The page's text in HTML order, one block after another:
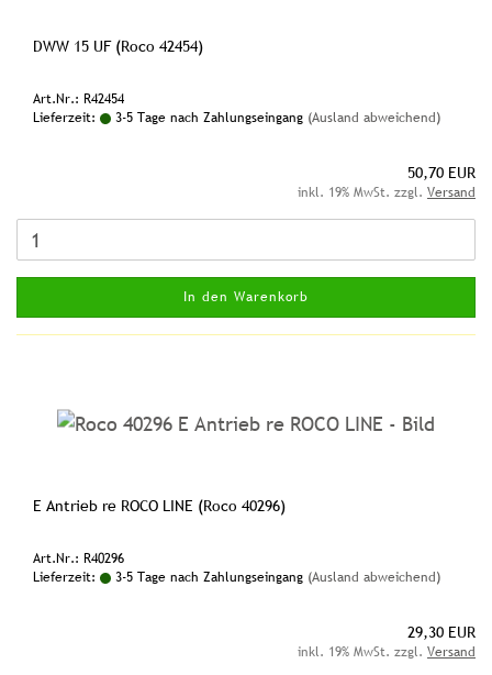
DWW 15 UF (Roco 42454)
Art.Nr.: R42454
Lieferzeit:
3-5 Tage nach Zahlungseingang (Ausland abweichend)
50,70 EUR
inkl. 19% MwSt. zzgl. Versand
In den Warenkorb
E Antrieb re ROCO LINE (Roco 40296)
Art.Nr.: R40296
Lieferzeit:
3-5 Tage nach Zahlungseingang (Ausland abweichend)
29,30 EUR
inkl. 19% MwSt. zzgl. Versand